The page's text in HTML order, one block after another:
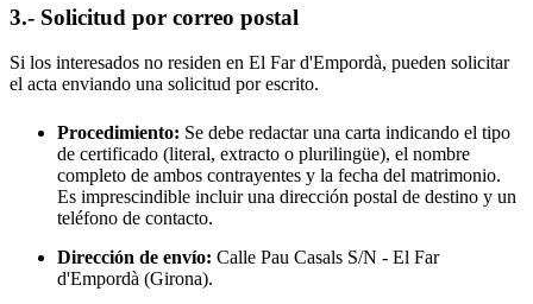
3.- Solicitud por correo postal
Si los interesados no residen en El Far d'Empordà, pueden solicitar
el acta enviando una solicitud por escrito.
Procedimiento: Se debe redactar una carta indicando el tipo
de certificado (literal, extracto o plurilingüe), el nombre
completo de ambos contrayentes y la fecha del matrimonio.
Es imprescindible incluir una dirección postal de destino y un
teléfono de contacto.
Dirección de envío: Calle Pau Casals S/N - El Far
d'Empordà (Girona).